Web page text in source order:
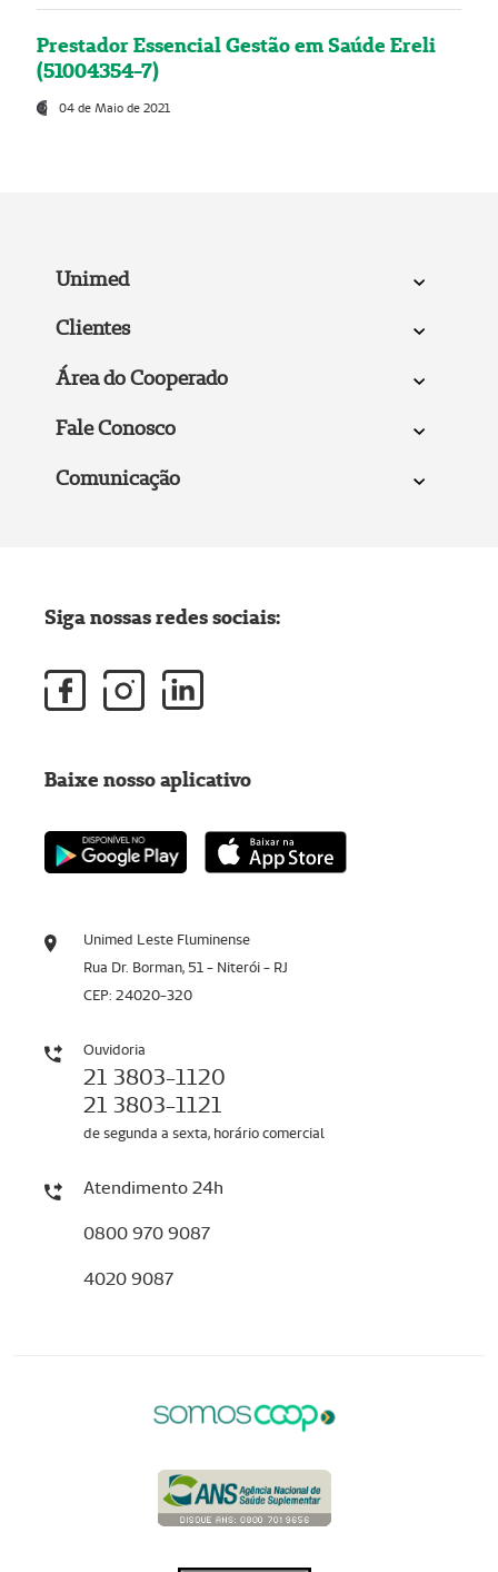
Prestador Essencial Gestão em Saúde Ereli
(51004354-7)
04 de Maio de 2021
Unimed
Clientes
Área do Cooperado
Fale Conosco
Comunicação
Unimed Leste Fluminense
Rua Dr. Borman, 51 - Niterói - RJ
CEP: 24020-320
Ouvidoria
21 3803-1120
21 3803-1121
de segunda a sexta, horário comercial
Atendimento 24h
0800 970 9087
4020 9087
Siga nossas redes sociais:
Baixe nosso aplicativo